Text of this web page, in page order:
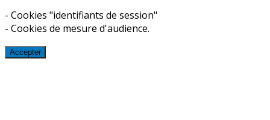
- Cookies "identifiants de session"
- Cookies de mesure d'audience.
Accepter